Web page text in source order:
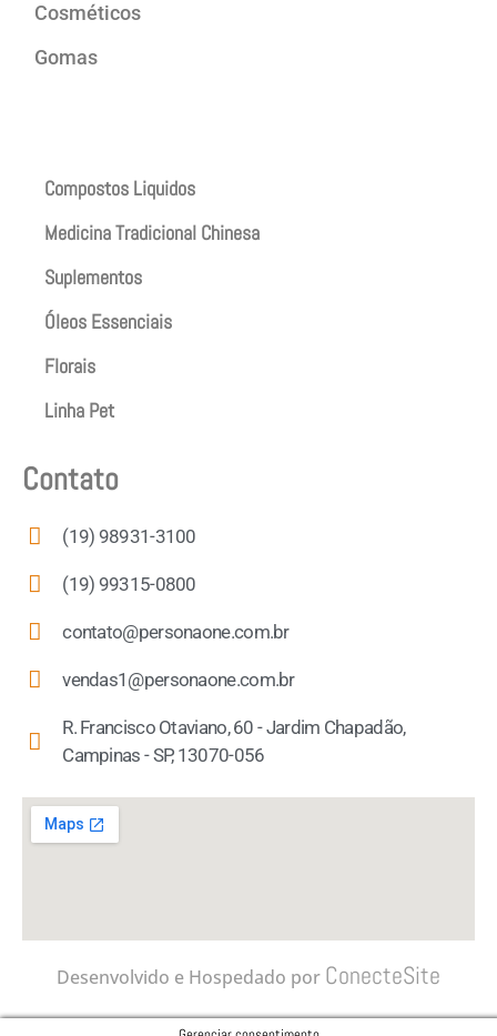
Cosméticos
Gomas
Compostos Liquidos
Medicina Tradicional Chinesa
Suplementos
Óleos Essenciais
Florais
Linha Pet
Contato
(19) 98931-3100
(19) 99315-0800
contato@personaone.com.br
vendas1@personaone.com.br
R. Francisco Otaviano, 60 - Jardim Chapadão,
Campinas - SP, 13070-056
Desenvolvido e Hospedado por ConecteSite